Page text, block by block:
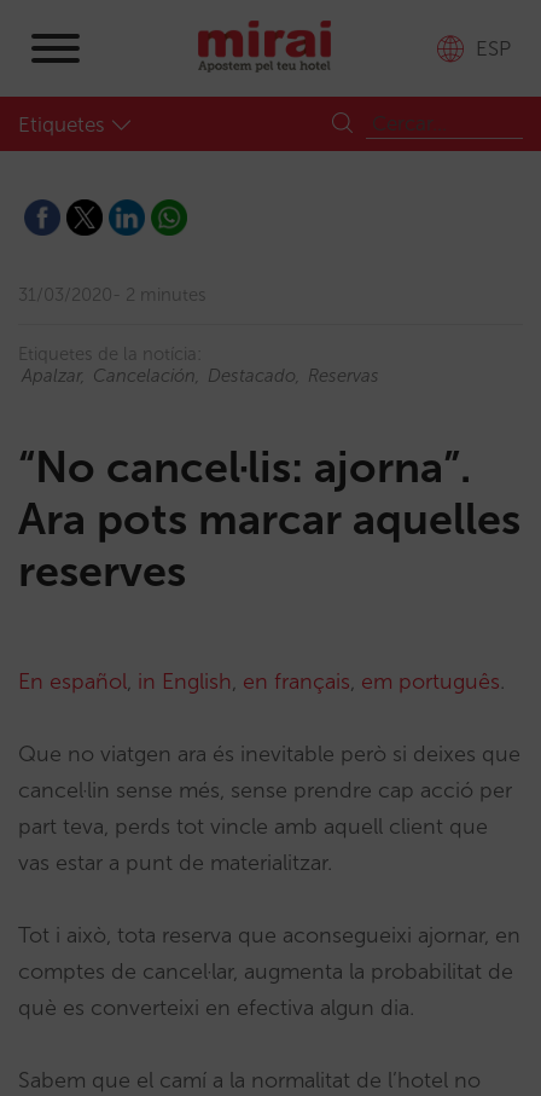
ESP
Etiquetes
31/03/2020 2 minutes
Etiquetes de la notícia:
Apalzar
Cancelación Destacado Reservas
“No cancel·lis: ajorna”.
Ara pots marcar aquelles
reserves
En español, in English, en français, em português.
Que no viatgen ara és inevitable però si deixes que
cancel·lin sense més, sense prendre cap acció per
part teva, perds tot vincle amb aquell client que
vas estar a punt de materialitzar.
Tot i això, tota reserva que aconsegueixi ajornar, en
comptes de cancel·lar, augmenta la probabilitat de
què es converteixi en efectiva algun dia.
Sabem que el camí a la normalitat de l’hotel no